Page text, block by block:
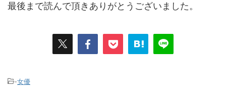
最後まで読んで頂きありがとうございました。
-女優